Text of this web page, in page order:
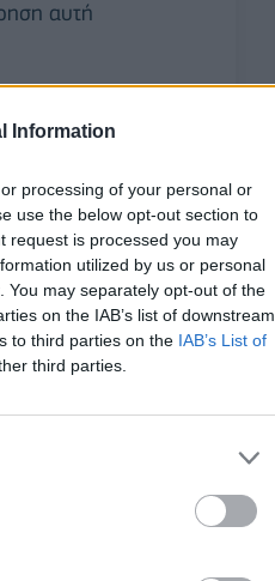
Information
processing of your personal or
use the below opt-out section to
request is processed you may
utilized by us or personal
may separately opt-out of the
on the IAB’s list of downstream
to third parties on the IAB’s List of
third parties.
αυτή
σε
Ρας Ίσα και
όπου